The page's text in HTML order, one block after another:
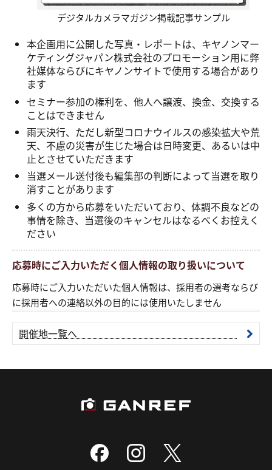
デジタルカメラマガジン掲載記事サンプル
本企画用に公開した写真・レポートは、キヤノンマー
ケティングジャパン株式会社のプロモーション用に弊
社媒体ならびにキヤノンサイトで使用する場合があり
ます
セミナー参加の権利を、他人へ譲渡、換金、交換する
ことはできません
雨天決行、ただし新型コロナウイルスの感染拡大や荒
天、不慮の災害が生じた場合は日時変更、あるいは中
止とさせていただきます
当選メール送付後も編集部の判断によって当選を取り
消すことがあります
多くの方から応募をいただいており、体調不良などの
事情を除き、当選後のキャンセルはなるべくお控えく
ださい
応募時にご入力いただく個人情報の取り扱いについて
応募時にご入力いただいた個人情報は、採用者の選考ならび
に採用者への連絡以外の目的には使用いたしません
開催地一覧へ